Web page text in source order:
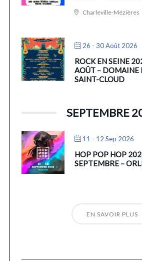
Charleville-Mézières
26 - 30 Août 2026
ROCK EN SEINE
AOÛT – DOMAINE
SAINT-CLOUD
SEPTEMBRE
11 - 12 Sep 2026
HOP POP HOP
SEPTEMBRE –
EN SAVOIR PLUS